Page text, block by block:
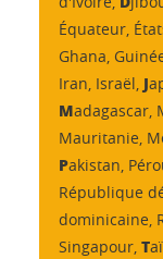
Les
Des
Les
Selon le
En
Consultez
Des
Équateur,
Ghana,
Iran, Israël, J
Madagascar,
Mauritanie,
Pakistan,
République
dominicaine,
Singapour, T